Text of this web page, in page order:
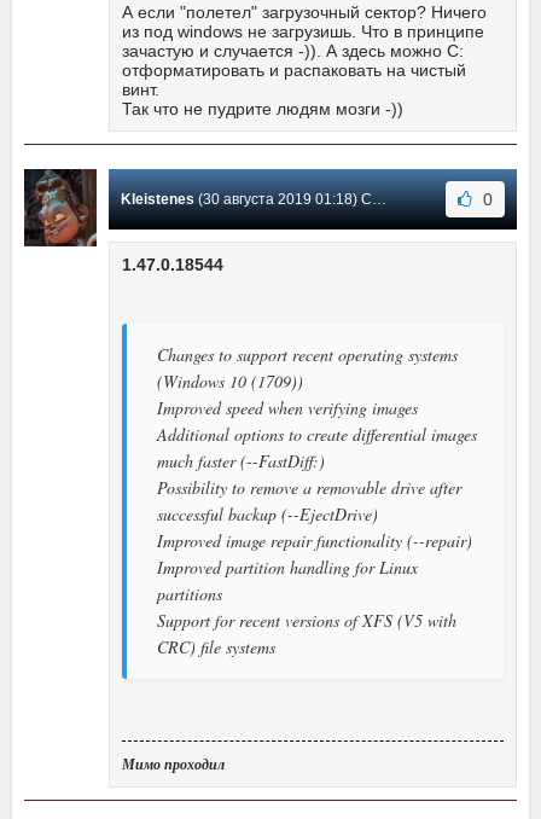
А если "полетел" загрузочный сектор? Ничего
из под windows не загрузишь. Что в принципе
зачастую и случается -)). А здесь можно С:
отформатировать и распаковать на чистый
винт.
Так что не пудрите людям мозги -))
Kleistenes(30 августа 2019 01:18) Сообщение #271 0
1.47.0.18544
Changes to support recent operating systems
(Windows 10 (1709))
Improved speed when verifying images
Additional options to create differential images
much faster (--FastDiff:)
Possibility to remove a removable drive after
successful backup (--EjectDrive)
Improved image repair functionality (--repair)
Improved partition handling for Linux
partitions
Support for recent versions of XFS (V5 with
CRC) file systems
Мимо проходил